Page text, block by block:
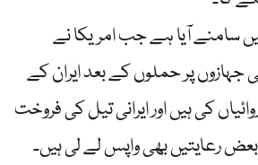
سامنے آیا ہے جب امریکا نے
جہازوں پر حملوں کے بعد ایران کے
کی ہیں اور ایرانی تیل کی فروخت
رعایتیں بھی واپس لے لی ہیں۔